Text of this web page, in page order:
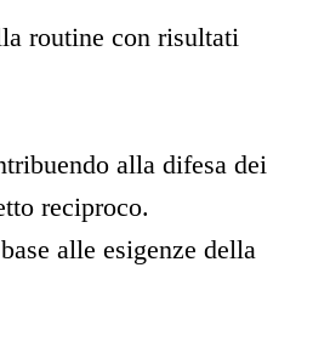
routine con risultati
alla difesa dei
reciproco.
alle esigenze della